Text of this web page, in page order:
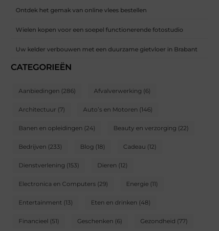
Ontdek het gemak van online vlees bestellen
Wielen kopen voor een soepel functionerende fotostudio
Uw kelder verbouwen met een duurzame gietvloer in Brabant
CATEGORIEËN
Aanbiedingen (286) Afvalverwerking (6)
Architectuur (7) Auto’s en Motoren (146)
Banen en opleidingen (24) Beauty en verzorging (22)
Bedrijven (233) Blog (18) Cadeau (12)
Dienstverlening (153) Dieren (12)
Electronica en Computers (29) Energie (11)
Entertainment (13) Eten en drinken (48)
Financieel (51) Geschenken (6) Gezondheid (77)